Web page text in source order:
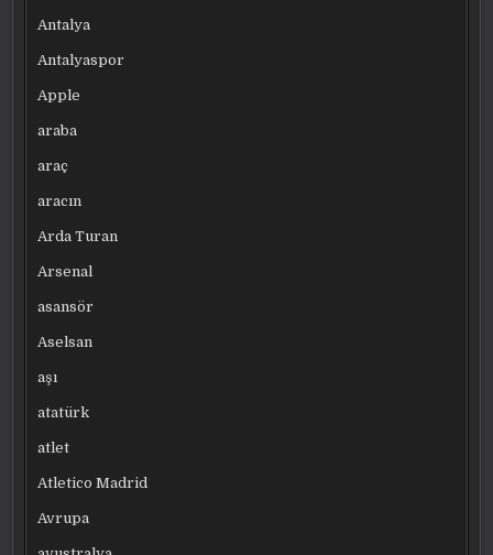
Antalya
Antalyaspor
Apple
araba
araç
aracın
Arda Turan
Arsenal
asansör
Aselsan
aşı
atatürk
atlet
Atletico Madrid
Avrupa